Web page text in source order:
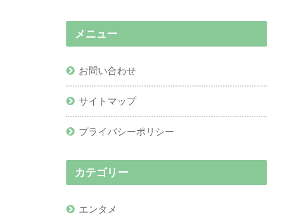
メニュー
お問い合わせ
サイトマップ
プライバシーポリシー
カテゴリー
エンタメ